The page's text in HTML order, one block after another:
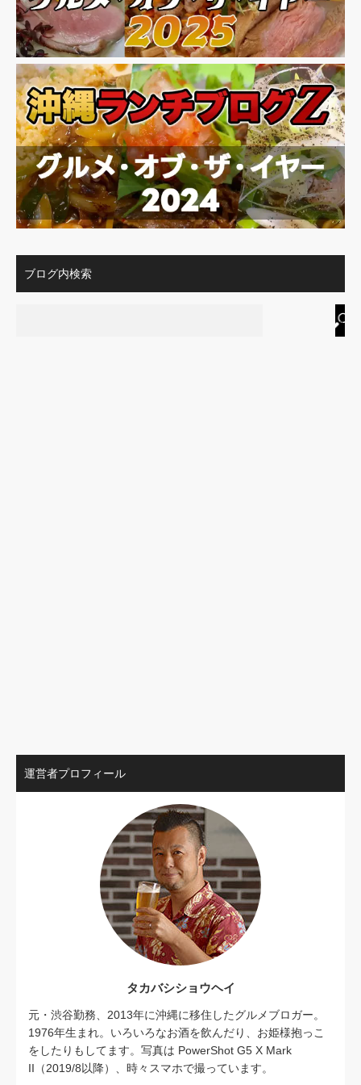
ブログ内検索
運営者プロフィール
タカバシショウヘイ
元・渋谷勤務、2013年に沖縄に移住したグルメブロガー。
1976年生まれ。いろいろなお酒を飲んだり、お姫様抱っこ
をしたりもしてます。写真は PowerShot G5 X Mark
II（2019/8以降）、時々スマホで撮っています。